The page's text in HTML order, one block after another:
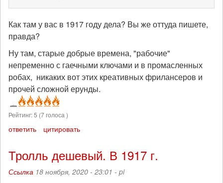
Как там у вас в 1917 году дела? Вы же оттуда пишете,
правда?
Ну там, старые добрые времена, "рабочие"
непременно с гаечными ключами и в промасленных
робах, никаких вот этих креативных фрилансеров и
прочей сложной ерунды.
Рейтинг:5 (7голоса )
ответить цитировать
Тролль дешевый. В 1917 г.
Ссылка 18 ноября, 2020 - 23:01 - pi